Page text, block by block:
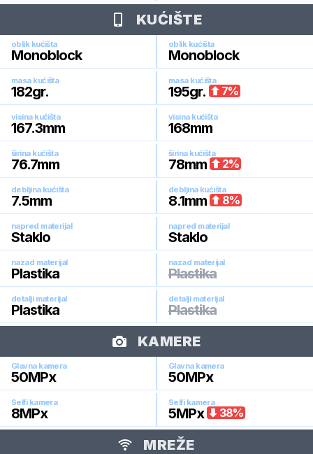
KUĆIŠTE
oblik kućišta
Monoblock
oblik kućišta
Monoblock
masa kućišta
182gr.
masa kućišta
195gr. 7%
visina kućišta
167.3mm
visina kućišta
168mm
širina kućišta
76.7mm
širina kućišta
78mm 2%
debljina kućišta
7.5mm
debljina kućišta
8.1mm 8%
napred materijal
Staklo
napred materijal
Staklo
nazad materijal
Plastika
nazad materijal
Plastika
detalji materijal
Plastika
detalji materijal
Plastika
KAMERE
Glavna kamera
50MPx
Glavna kamera
50MPx
Selfi kamera
8MPx
Selfi kamera
5MPx 38%
MREŽE